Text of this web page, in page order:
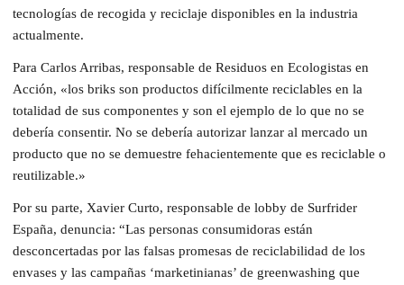
tecnologías de recogida y reciclaje disponibles en la industria
actualmente.
Para Carlos Arribas, responsable de Residuos en Ecologistas en
Acción, «los briks son productos difícilmente reciclables en la
totalidad de sus componentes y son el ejemplo de lo que no se
debería consentir. No se debería autorizar lanzar al mercado un
producto que no se demuestre fehacientemente que es reciclable o
reutilizable.»
Por su parte, Xavier Curto, responsable de lobby de Surfrider
España, denuncia: “Las personas consumidoras están
desconcertadas por las falsas promesas de reciclabilidad de los
envases y las campañas ‘marketinianas’ de greenwashing que